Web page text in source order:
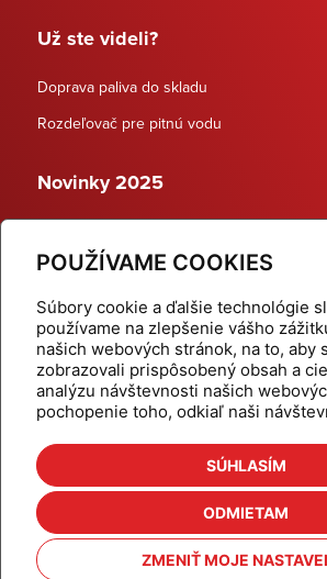
POUŽÍVAME COOKIES
Súbory cookie a ďalšie technológie
používame na zlepšenie vášho
našich webových stránok, na to, aby
zobrazovali prispôsobený obsah a
analýzu návštevnosti našich
pochopenie toho, odkiaľ naši
SÚHLASÍM
ODMIETAM
ZMENIŤ MOJE
Už ste videli?
Doprava paliva do skladu
Rozdeľovač pre pitnú vodu
Novinky 2025
Dynamické termostatické ventily
Domov
Produkty
Aktuality
Odber
Kalkulačky
Cenníky
Na stiahnutie
Referencie
Kontakt